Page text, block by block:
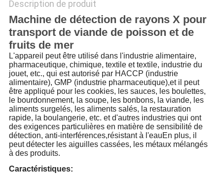
Description de produit
Machine de détection de rayons X pour
transport de viande de poisson et de
fruits de mer
L'appareil peut être utilisé dans l'industrie alimentaire,
pharmaceutique, chimique, textile et textile, industrie du
jouet, etc., qui est autorisé par HACCP (industrie
alimentaire), GMP (industrie pharmaceutique),et il peut
être appliqué pour les cookies, les sauces, les boulettes,
le bourdonnement, la soupe, les bonbons, la viande, les
aliments surgelés, les aliments salés, la restauration
rapide, la boulangerie, etc. et d'autres industries qui ont
des exigences particulières en matière de sensibilité de
détection, anti-interférences,résistant à l'eauEn plus, il
peut détecter les aiguilles cassées, les métaux mélangés
à des produits.
Caractéristiques: